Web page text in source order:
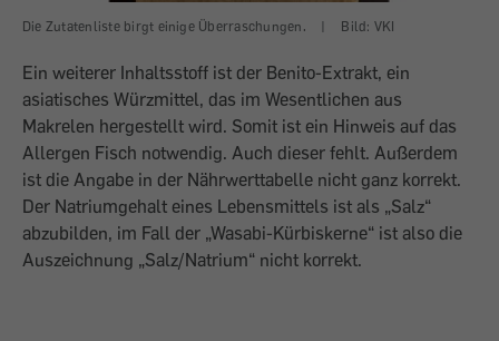
Die Zutatenliste birgt einige Überraschungen. | Bild: VKI
Ein weiterer Inhaltsstoff ist der Benito-Extrakt, ein
asiatisches Würzmittel, das im Wesentlichen aus
Makrelen hergestellt wird. Somit ist ein Hinweis auf das
Allergen Fisch notwendig. Auch dieser fehlt. Außerdem
ist die Angabe in der Nährwerttabelle nicht ganz korrekt.
Der Natriumgehalt eines Lebensmittels ist als „Salz“
abzubilden, im Fall der „Wasabi-Kürbiskerne“ ist also die
Auszeichnung „Salz/Natrium“ nicht korrekt.